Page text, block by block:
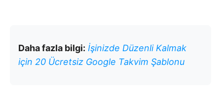
Daha fazla bilgi: İşinizde Düzenli Kalmak
için 20 Ücretsiz Google Takvim Şablonu